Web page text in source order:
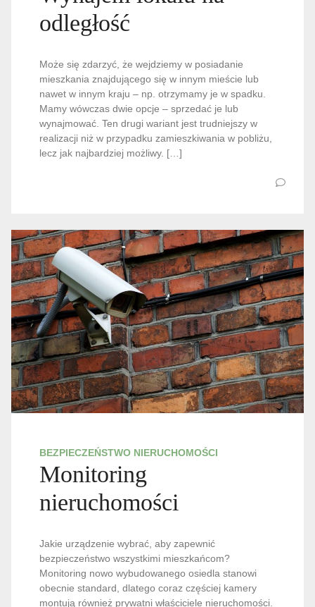
odległość
Może się zdarzyć, że wejdziemy w posiadanie
mieszkania znajdującego się w innym mieście lub
nawet w innym kraju – np. otrzymamy je w spadku.
Mamy wówczas dwie opcje – sprzedać je lub
wynajmować. Ten drugi wariant jest trudniejszy w
realizacji niż w przypadku zamieszkiwania w pobliżu,
lecz jak najbardziej możliwy. […]
BEZPIECZEŃSTWO NIERUCHOMOŚCI
Monitoring
nieruchomości
Jakie urządzenie wybrać, aby zapewnić
bezpieczeństwo wszystkimi mieszkańcom?
Monitoring nowo wybudowanego osiedla stanowi
obecnie standard, dlatego coraz częściej kamery
montują również prywatni właściciele nieruchomości.